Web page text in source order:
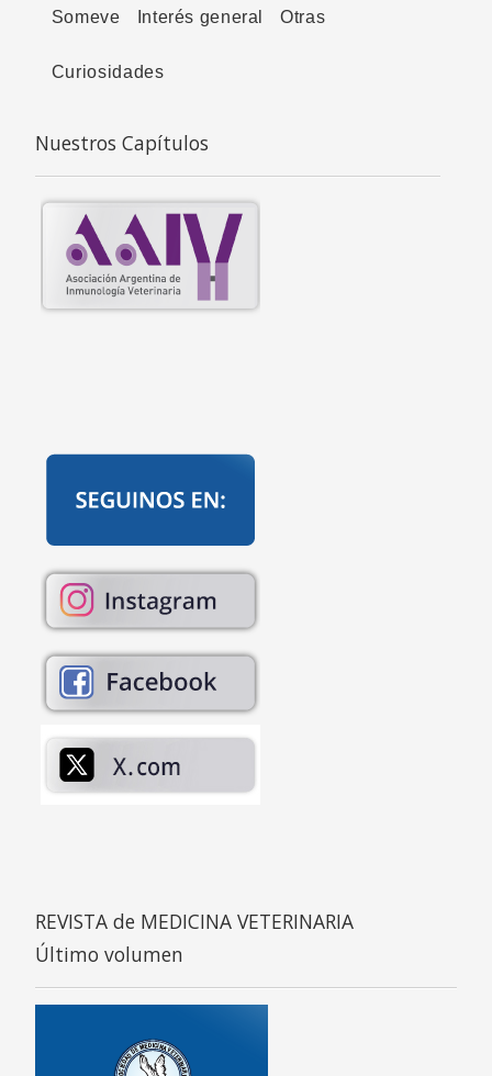
Someve Interés general Otras
Curiosidades
Nuestros Capítulos
REVISTA de MEDICINA VETERINARIA
Último volumen